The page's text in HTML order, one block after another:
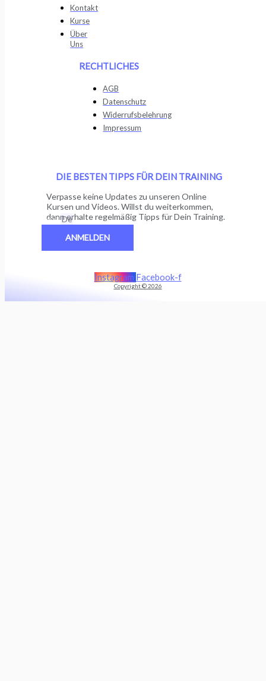
Kontakt
Kurse
Über
Uns
RECHTLICHES
AGB
Datenschutz
Widerrufsbelehrung
Impressum
DIE BESTEN TIPPS FÜR DEIN TRAINING
Verpasse keine Updates zu unseren Online
Kursen und Videos. Willst du weiterkommen,
dann erhalte regelmäßig Tipps für Dein Training.
Email
ANMELDEN
Instagram Facebook-f
Copyright © 2026